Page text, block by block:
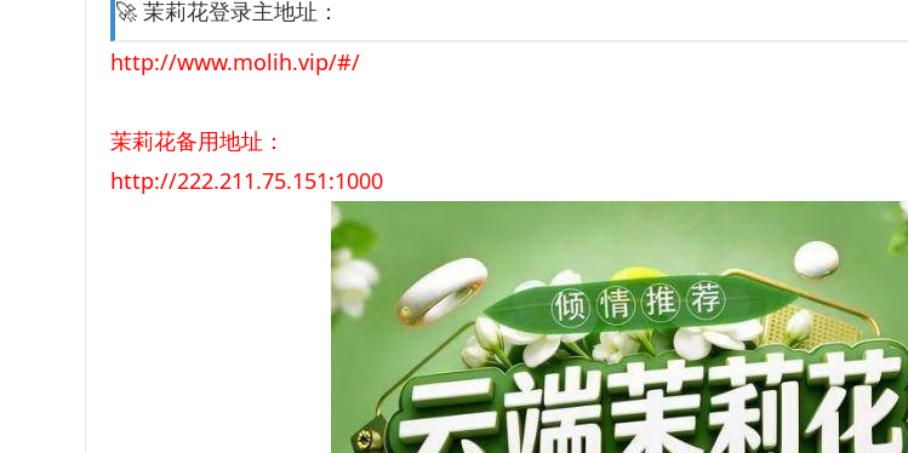
🚀 茉莉花登录主地址：
http://www.molih.vip/#/
茉莉花备用地址：
http://222.211.75.151:1000